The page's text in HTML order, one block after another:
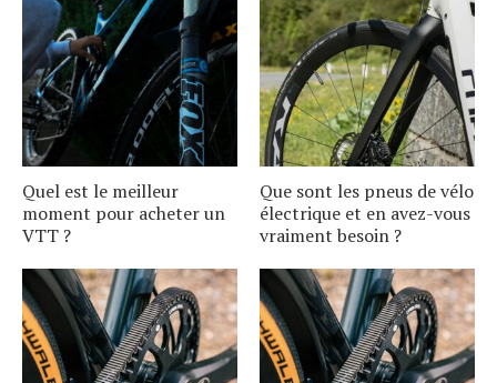
Quel est le meilleur
moment pour acheter un
VTT ?
Que sont les pneus de vélo
électrique et en avez-vous
vraiment besoin ?